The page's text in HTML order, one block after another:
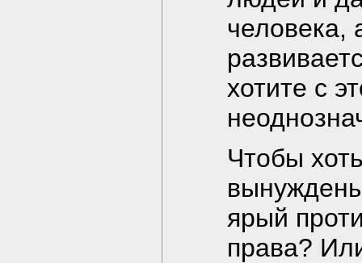
человека,
хотите с
Чтобы
ярый
права?